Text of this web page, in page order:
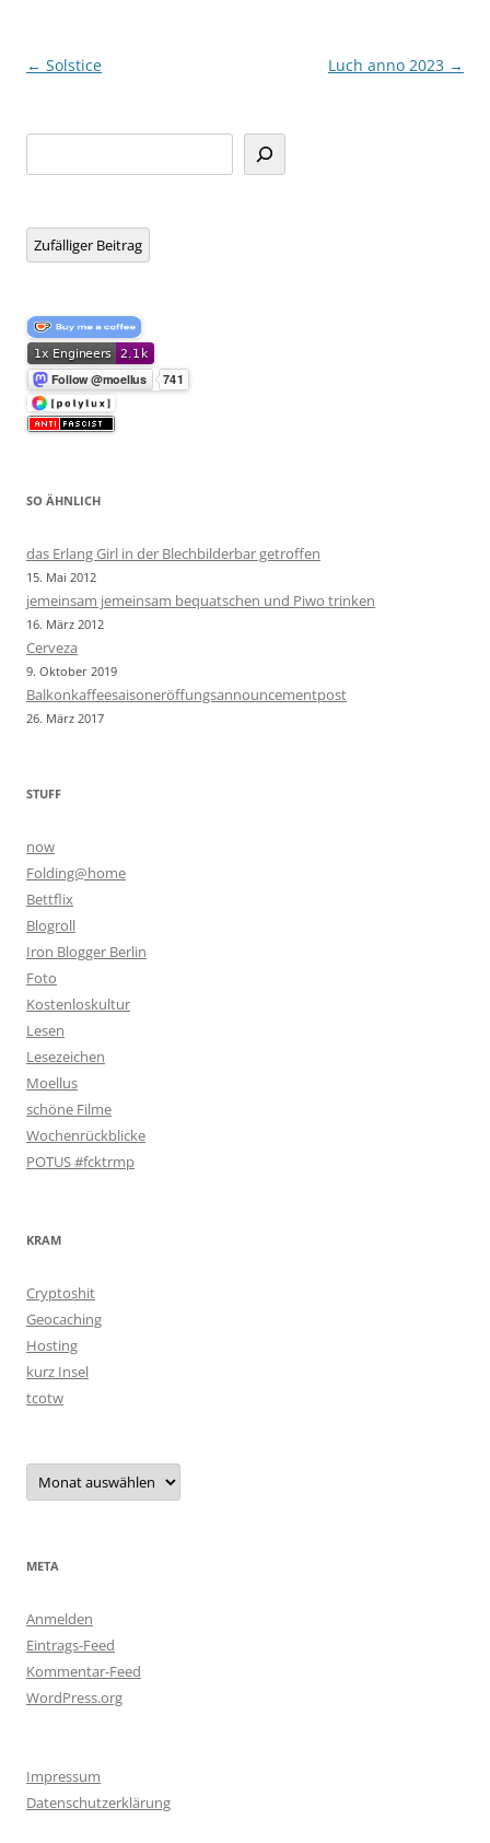
Beitragsnavigation
← Solstice Luch anno 2023 →
Zufälliger Beitrag
SO ÄHNLICH
das Erlang Girl in der Blechbilderbar getroffen
15. Mai 2012
jemeinsam jemeinsam bequatschen und Piwo trinken
16. März 2012
Cerveza
9. Oktober 2019
Balkonkaffeesaisoneröffungsannouncementpost
26. März 2017
STUFF
now
Folding@home
Bettflix
Blogroll
Iron Blogger Berlin
Foto
Kostenloskultur
Lesen
Lesezeichen
Moellus
schöne Filme
Wochenrückblicke
POTUS #fcktrmp
KRAM
Cryptoshit
Geocaching
Hosting
kurz Insel
tcotw
Archiv
META
Anmelden
Eintrags-Feed
Kommentar-Feed
WordPress.org
Impressum
Datenschutzerklärung